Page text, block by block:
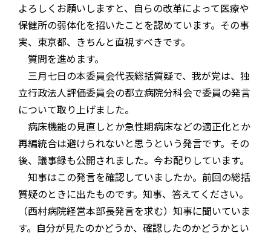
よろしくお願いしますと、自らの改革によって医療や
保健所の弱体化を招いたことを認めています。その事
実、東京都、きちんと直視すべきです。
質問を進めます。
三月七日の本委員会代表総括質疑で、我が党は、独
立行政法人評価委員会の都立病院分科会で委員の発言
について取り上げました。
病床機能の見直しとか急性期病床などの適正化とか
再編統合は避けられないと思うという発言です。その
後、議事録も公開されました。今お配りしています。
知事はこの発言を確認していましたか。前回の総括
質疑のときに出たものです。知事、答えてください。
（西村病院経営本部長発言を求む）知事に聞いていま
す。自分が見たのかどうか、確認したのかどうかとい